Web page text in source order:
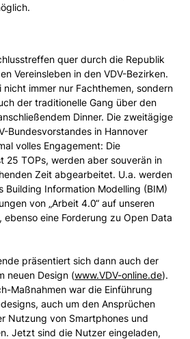
quer durch die Republik
Vereinsleben in den VDV-Bezirken.
nicht immer nur Fachthemen, sondern
der traditionelle Gang über den
Dinner. Die zweitägige
Bundesvorstandes in Hannover
volles Engagement: Die
25 TOPs, werden aber souverän in
Zeit abgearbeitet. U.a. werden
Building Information Modelling (BIM)
von „Arbeit 4.0“ auf unseren
eine Forderung zu Open Data
präsentiert sich dann auch der
neuen Design (www.VDV-online.de).
Maßnahmen war die Einführung
auch um den Ansprüchen
Nutzung von Smartphones und
Jetzt sind die Nutzer eingeladen,